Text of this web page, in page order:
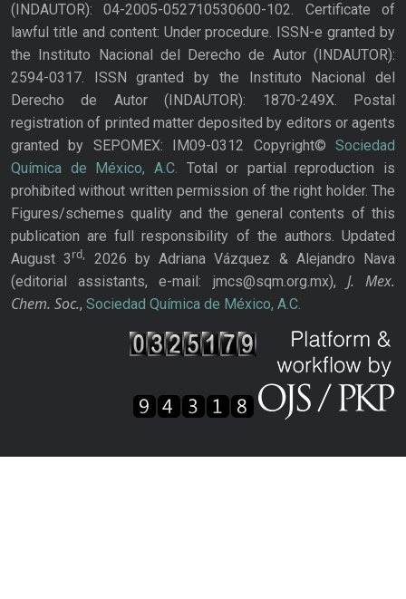
(INDAUTOR): 04-2005-052710530600-102. Certificate of
lawful title and content: Under procedure. ISSN-e granted by
the Instituto Nacional del Derecho de Autor (INDAUTOR):
2594-0317. ISSN granted by the Instituto Nacional del
Derecho de Autor (INDAUTOR): 1870-249X. Postal
registration of printed matter deposited by editors or agents
granted by SEPOMEX: IM09-0312 Copyright© Sociedad
Química de México, A.C. Total or partial reproduction is
prohibited without written permission of the right holder. The
Figures/schemes quality and the general contents of this
publication are full responsibility of the authors. Updated
August 3rd,
2026 by Adriana Vázquez & Alejandro Nava
(editorial assistants, e-mail: jmcs@sqm.org.mx), J. Mex.
Chem. Soc., Sociedad Química de México, A.C.